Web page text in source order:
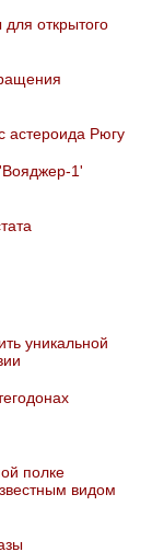
открытого
астероида Рюгу
1'
уникальной
полке
видом